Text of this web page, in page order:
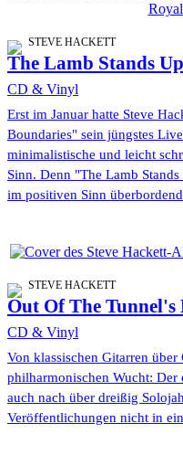
STEVE HACKETT
The Lamb Stands
CD & Vinyl
Erst im Januar hatte Steve
Boundaries" sein jüngstes
minimalistische und leicht
Sinn. Denn "The Lamb
im positiven Sinn
STEVE HACKETT
Out Of The
CD & Vinyl
Von klassischen Gitarren
philharmonischen Wucht: Der
auch nach über dreißig
Veröffentlichungen nicht in